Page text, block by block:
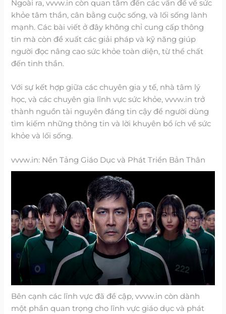
Ngoài ra, vvvw.in còn quan tâm đến các vấn đề về sức
khỏe tâm thần, cân bằng cuộc sống, và lối sống lành
mạnh. Các bài viết ở đây không chỉ cung cấp thông
tin mà còn đề xuất các giải pháp và kỹ năng giúp
người đọc nâng cao sức khỏe toàn diện, từ thể chất
đến tinh thần.
Với sự kết hợp giữa các chuyên gia y tế, nhà tâm lý
học, và các chuyên gia lĩnh vực sức khỏe, vvvw.in trở
thành nguồn tài nguyên đáng tin cậy để người dùng
tìm kiếm những thông tin và lời khuyên bổ ích về sức
khỏe và lối sống.
vvvw.in: Nền Tảng Giáo Dục và Phát Triển Bản Thân
Bên cạnh các lĩnh vực đã đề cập, vvvw.in còn dành
một phần quan trọng cho lĩnh vực giáo dục và phát